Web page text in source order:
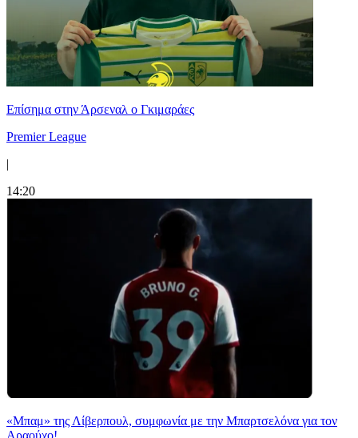
Επίσημα στην Άρσεναλ ο Γκιμαράες
Premier League
|
14:20
«Μπαμ» της Λίβερπουλ, συμφωνία με την Μπαρτσελόνα για τον